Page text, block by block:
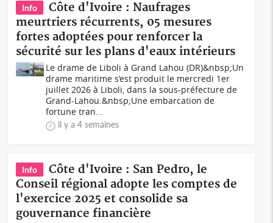
Info
Côte d'Ivoire : Naufrages
meurtriers récurrents, 05 mesures
fortes adoptées pour renforcer la
sécurité sur les plans d'eaux intérieurs
Le drame de Liboli à Grand Lahou (DR)&nbsp;Un
drame maritime s’est produit le mercredi 1er
juillet 2026 à Liboli, dans la sous-préfecture de
Grand-Lahou.&nbsp;Une embarcation de
fortune tran...
il y a 4 semaines
Info
Côte d'Ivoire : San Pedro, le
Conseil régional adopte les comptes de
l'exercice 2025 et consolide sa
gouvernance financière